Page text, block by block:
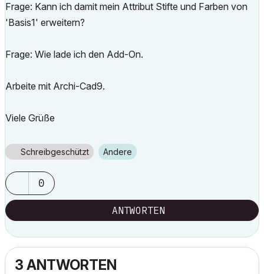
Frage: Kann ich damit mein Attribut Stifte und Farben von
'Basis1' erweitern?
Frage: Wie lade ich den Add-On.
Arbeite mit Archi-Cad9.
Viele Grüße
Schreibgeschützt Andere
0
ANTWORTEN
3 ANTWORTEN